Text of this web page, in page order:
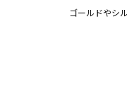
ゴールドやシ